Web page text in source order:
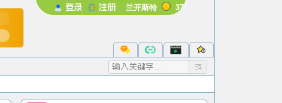
登录
登录后即可体验更多功能
忘记密码
注册 兰开斯特 37°